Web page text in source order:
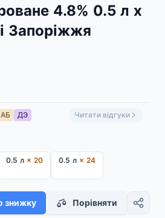
4.8% 0.5 л x
Запоріжжя
АБ ДЭ Читати відгуки
0.5 л × 20 0.5 л × 24
знижку Порівняти